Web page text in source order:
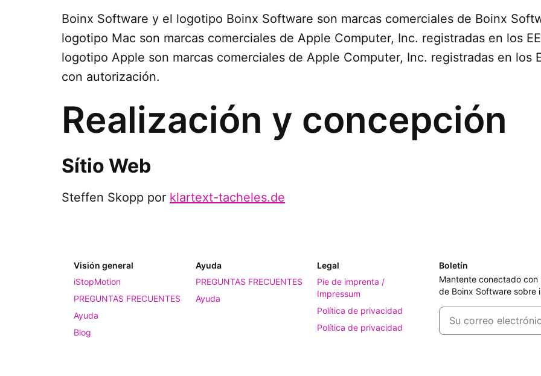
Boinx Software y el logotipo Boinx Software son marcas comerciales de Boinx
logotipo Mac son marcas comerciales de Apple Computer, Inc. registradas en los
logotipo Apple son marcas comerciales de Apple Computer, Inc. registradas en los
con autorización.
Realización y concepción
Sítio Web
Steffen Skopp por klartext-tacheles.de
Visión general
iStopMotion
PREGUNTAS FRECUENTES
Ayuda
Blog
Ayuda
PREGUNTAS FRECUENTES
Ayuda
Legal
Pie de imprenta /
Impressum
Política de privacidad
Política de privacidad
Boletín
Mantente conectado
de Boinx Software sobre